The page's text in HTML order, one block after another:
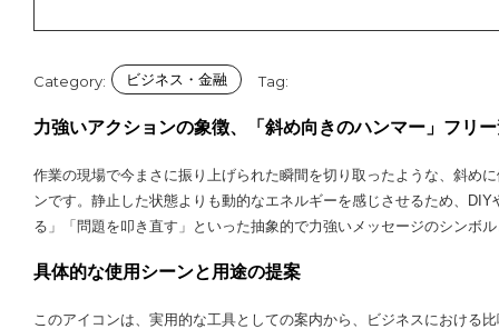
Category: ビジネス・金融 Tag:
力強いアクションの象徴、「斜め向きのハンマー」フリ
作業の現場で今まさに振り上げられた瞬間を切り取ったような、斜め
ンです。静止した状態よりも動的なエネルギーを感じさせるため、
る」「問題を叩き直す」といった抽象的で力強いメッセージのシンボル
具体的な使用シーンと用途の提案
このアイコンは、実用的な工具としての案内から、ビジネスにおける